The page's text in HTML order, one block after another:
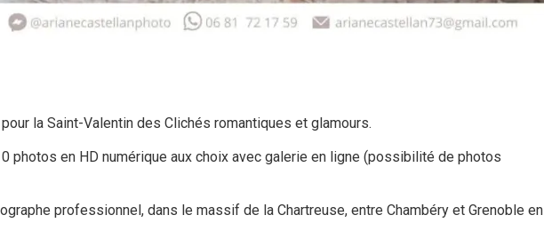
la Saint-Valentin des Clichés romantiques et glamours.
photos en HD numérique aux choix avec galerie en ligne (possibilité de photos
professionnel, dans le massif de la Chartreuse, entre Chambéry et Grenoble en